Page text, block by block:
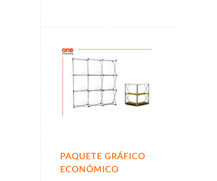
PAQUETE GRÁFICO
ECONÓMICO